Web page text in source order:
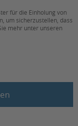
für die Einholung von
um sicherzustellen, dass
mehr unter unseren